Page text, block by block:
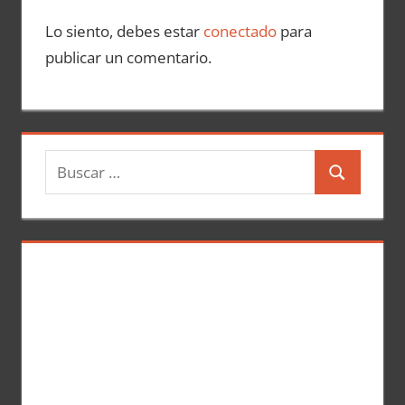
Lo siento, debes estar conectadopara
publicar un comentario.
u
s
c
B
s